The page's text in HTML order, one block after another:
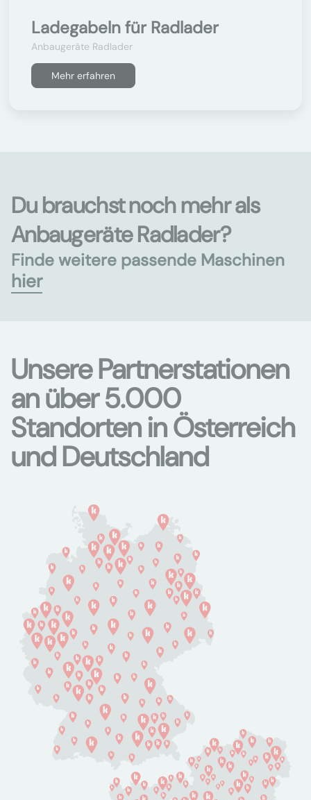
Ladegabeln für Radlader
Anbaugeräte Radlader
Mehr erfahren
Du brauchst noch mehr als
Anbaugeräte Radlader?
Finde weitere passende Maschinen
hier
Unsere Partnerstationen
an über 5.000
Standorten in Österreich
und Deutschland